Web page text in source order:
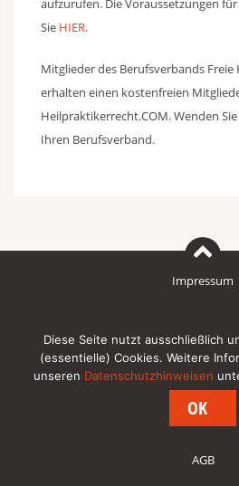
aufzurufen. Die Voraussetzungen
Sie HIER.
Mitglieder des Berufsverbands Freie
erhalten einen kostenfreien
Heilpraktikerrecht.COM. Wenden
Ihren Berufsverband.
Impressum
Datenschutzhinweise für den
Newsletter
AGB
Diese Seite nutzt ausschließlich
(essentielle) Cookies. Weitere
unseren Datenschutzhinweisen
OK